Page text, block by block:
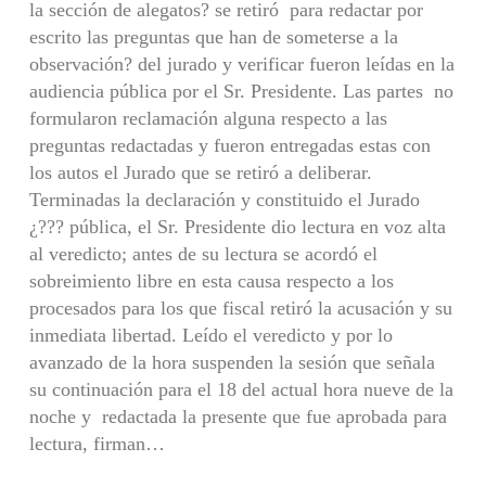
la sección de alegatos? se retiró para redactar por
escrito las preguntas que han de someterse a la
observación? del jurado y verificar fueron leídas en la
audiencia pública por el Sr. Presidente. Las partes no
formularon reclamación alguna respecto a las
preguntas redactadas y fueron entregadas estas con
los autos el Jurado que se retiró a deliberar.
Terminadas la declaración y constituido el Jurado
¿??? pública, el Sr. Presidente dio lectura en voz alta
al veredicto; antes de su lectura se acordó el
sobreimiento libre en esta causa respecto a los
procesados para los que fiscal retiró la acusación y su
inmediata libertad. Leído el veredicto y por lo
avanzado de la hora suspenden la sesión que señala
su continuación para el 18 del actual hora nueve de la
noche y redactada la presente que fue aprobada para
lectura, firman…